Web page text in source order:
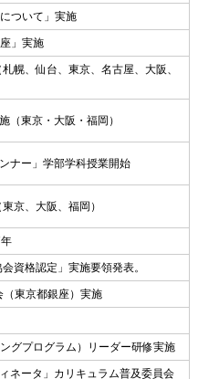
ついて」実施
」実施
幌、仙台、東京、名古屋、大阪、
（東京・大阪・福岡）
ナー」学部学科授業開始
京、大阪、福岡）
資格認定」実施要領発表。
東京都銀座）実施
グプログラム）リーダー研修実施
ネータ」カリキュラム普及委員会